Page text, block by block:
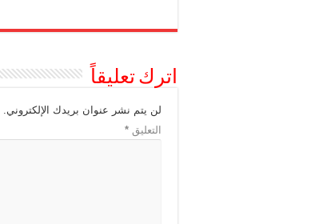
اترك تعليقاً
لن يتم نشر عنوان بريدك الإلكتروني.
التعليق *